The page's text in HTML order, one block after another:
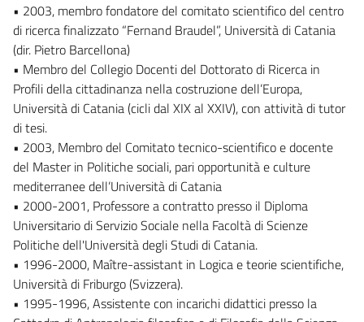
• 2003, membro fondatore del comitato scientifico del centro
di ricerca finalizzato “Fernand Braudel”, Università di Catania
(dir. Pietro Barcellona)
• Membro del Collegio Docenti del Dottorato di Ricerca in
Profili della cittadinanza nella costruzione dell’Europa,
Università di Catania (cicli dal XIX al XXIV), con attività di tutor
di tesi.
• 2003, Membro del Comitato tecnico-scientifico e docente
del Master in Politiche sociali, pari opportunità e culture
mediterranee dell’Università di Catania
• 2000-2001, Professore a contratto presso il Diploma
Universitario di Servizio Sociale nella Facoltà di Scienze
Politiche dell'Università degli Studi di Catania.
• 1996-2000, Maître-assistant in Logica e teorie scientifiche,
Università di Friburgo (Svizzera).
• 1995-1996, Assistente con incarichi didattici presso la